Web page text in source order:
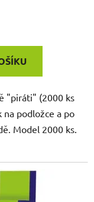
"piráti" (2000 ks
podložce a po
Model 2000 ks.